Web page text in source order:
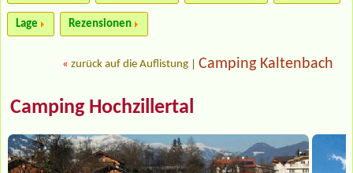
Lage Rezensionen
« zurück auf die Auflistung Camping Kaltenbach
Camping Hochzillertal